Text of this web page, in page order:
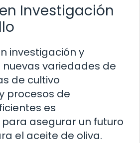
Investigación
investigación y
variedades de
de cultivo
procesos de
es
asegurar un futuro
el aceite de oliva.